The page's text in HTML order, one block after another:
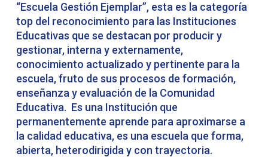
“Escuela Gestión Ejemplar”, esta es la categoría
top del reconocimiento para las Instituciones
Educativas que se destacan por producir y
gestionar, interna y externamente,
conocimiento actualizado y pertinente para la
escuela, fruto de sus procesos de formación,
enseñanza y evaluación de la Comunidad
Educativa. Es una Institución que
permanentemente aprende para aproximarse a
la calidad educativa, es una escuela que forma,
abierta, heterodirigida y con trayectoria.